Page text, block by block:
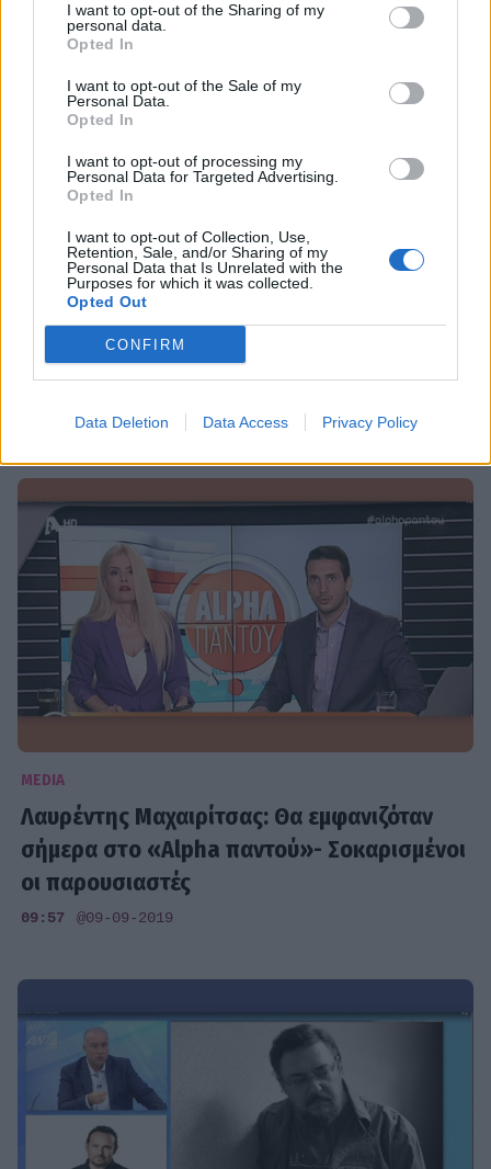
I want to opt-out of the Sharing of my
personal data.
Opted In
I want to opt-out of the Sale of my
Personal Data.
Opted In
I want to opt-out of processing my
Personal Data for Targeted Advertising.
Opted In
I want to opt-out of Collection, Use,
Retention, Sale, and/or Sharing of my
Personal Data that Is Unrelated with the
Purposes for which it was collected.
Opted Out
CONFIRM
Data Deletion Data Access Privacy Policy
SHOWBIZ
Λαυρέντης Μαχαιρίτσας: Καταγγελίες ότι
άργησε το ασθενοφόρο 3 ώρες (Video)
@09-09-2019
MEDIA
Λαυρέντης Μαχαιρίτσας: Θα εμφανιζόταν
σήμερα στo «Alpha παντού»- Σοκαρισμένοι
οι παρουσιαστές
09:57 @09-09-2019